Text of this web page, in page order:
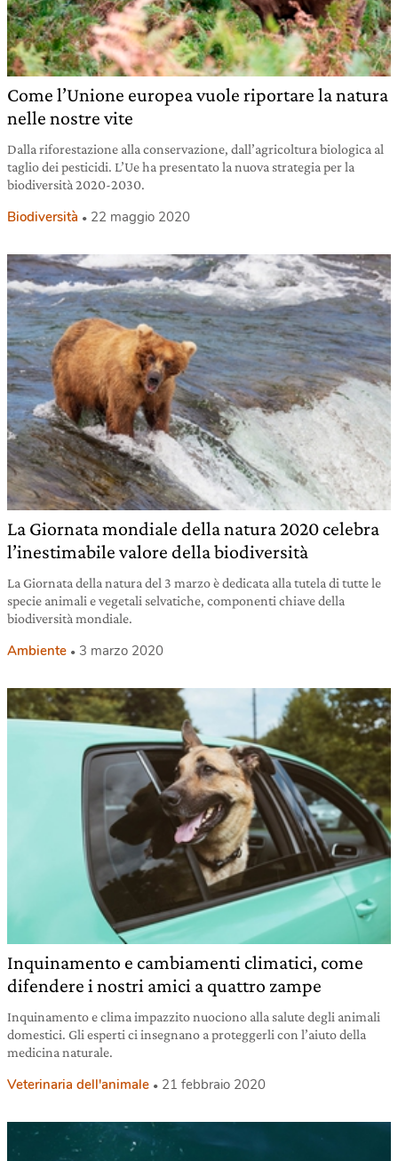
Come l’Unione europea vuole riportare la natura
nelle nostre vite
Dalla riforestazione alla conservazione, dall’agricoltura biologica al
taglio dei pesticidi. L’Ue ha presentato la nuova strategia per la
biodiversità 2020-2030.
Biodiversità 22 maggio 2020
La Giornata mondiale della natura 2020 celebra
l’inestimabile valore della biodiversità
La Giornata della natura del 3 marzo è dedicata alla tutela di tutte le
specie animali e vegetali selvatiche, componenti chiave della
biodiversità mondiale.
Ambiente 3 marzo 2020
Inquinamento e cambiamenti climatici, come
difendere i nostri amici a quattro zampe
Inquinamento e clima impazzito nuociono alla salute degli animali
domestici. Gli esperti ci insegnano a proteggerli con l’aiuto della
medicina naturale.
Veterinaria dell'animale 21 febbraio 2020